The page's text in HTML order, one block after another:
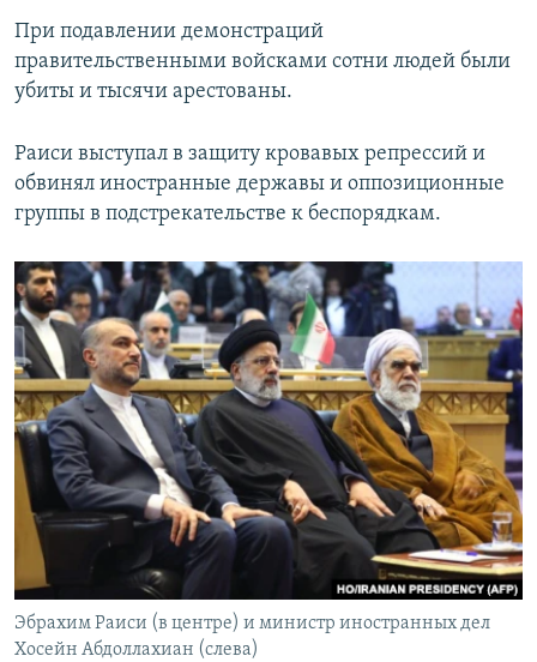
При подавлении демонстраций
правительственными войсками сотни людей были
убиты и тысячи арестованы.
Раиси выступал в защиту кровавых репрессий и
обвинял иностранные державы и оппозиционные
группы в подстрекательстве к беспорядкам.
Эбрахим Раиси (в центре) и министр иностранных дел
Хосейн Абдоллахиан (слева)